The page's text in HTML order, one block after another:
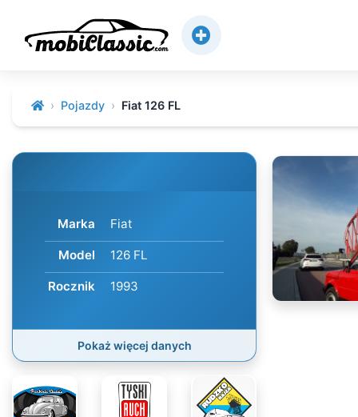
Pojazdy Fiat 126 FL
Marka Fiat
Model 126 FL
Rocznik 1993
Pokaż więcej danych